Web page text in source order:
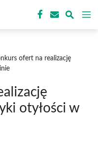
ofert na realizację
otyłości w